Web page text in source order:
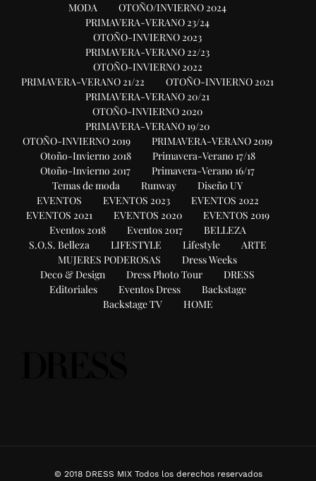
MODA
OTOÑO/INVIERNO 2024
PRIMAVERA-VERANO 23/24
OTOÑO-INVIERNO 2023
PRIMAVERA-VERANO 22/23
OTOÑO-INVIERNO 2022
PRIMAVERA-VERANO 21/22
OTOÑO-INVIERNO 2021
PRIMAVERA-VERANO 20/21
OTOÑO-INVIERNO 2020
PRIMAVERA-VERANO 19/20
OTOÑO-INVIERNO 2019
PRIMAVERA-VERANO 2019
Otoño-Invierno 2018
Primavera-Verano 17/18
Otoño-Invierno 2017
Primavera-Verano 16/17
Temas de moda
Runway
Diseño UY
EVENTOS
EVENTOS 2023
EVENTOS 2022
EVENTOS 2021
EVENTOS 2020
EVENTOS 2019
Eventos 2018
Eventos 2017
BELLEZA
S.O.S. Belleza
LIFESTYLE Lifestyle
ARTE
MUJERES PODEROSAS
Dress Weeks
Deco & Design
Dress Photo Tour
DRESS
Editoriales
Eventos Dress
Backstage
Backstage TV
HOME
© 2018 DRESS MIX Todos los derechos reservados